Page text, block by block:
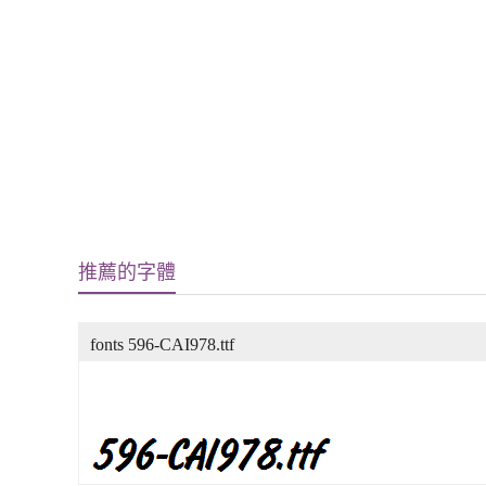
推薦的字體
fonts 596-CAI978.ttf